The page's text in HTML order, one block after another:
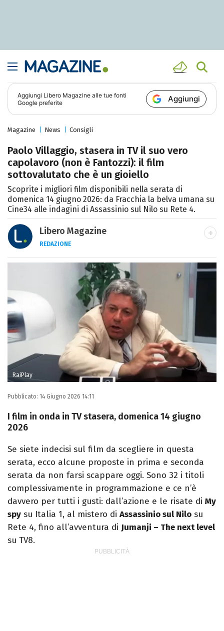
Aggiungi Libero Magazine alle tue fonti
Google preferite
Aggiungi
Magazine News Consigli
Paolo Villaggio, stasera in TV il suo vero
capolavoro (non è Fantozzi): il film
sottovalutato che è un gioiello
Scoprite i migliori film disponibili nella serata di
domenica 14 giugno 2026: da Fracchia la belva umana su
Cine34 alle indagini di Assassinio sul Nilo su Rete 4.
Libero Magazine
REDAZIONE
E-MAIL
INSTAGRAM FACEBOOK
Libero Magazine è il canale del portale
Libero.it dedicato al mondo della
televisione, dello spettacolo e del gossip.
RaiPlay
Pubblicato: 14 Giugno 2026 14:11
I film in onda in TV stasera, domenica 14 giugno
2026
Se siete indecisi sul film da scegliere in questa
serata, ecco alcune proposte in prima e seconda
serata da non farsi scappare oggi. Sono 32 i titoli
complessivamente in programmazione e ce n’è
davvero per tutti i gusti: dall’azione e le risate di My
spy su Italia 1, al mistero di Assassinio sul Nilo su
Rete 4, fino all’avventura di Jumanji – The next level
su TV8.